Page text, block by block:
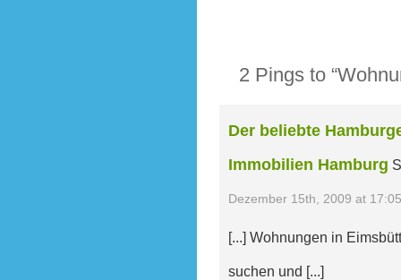
2 Pings to
Der beliebte
Immobilien Hamburg
Dezember 15th, 2009 at 17:05
[...] Wohnungen in
suchen und [...]